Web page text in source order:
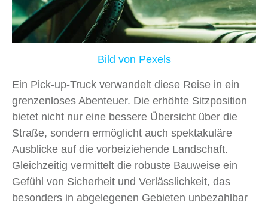
Bild von Pexels
Ein Pick-up-Truck verwandelt diese Reise in ein
grenzenloses Abenteuer. Die erhöhte Sitzposition
bietet nicht nur eine bessere Übersicht über die
Straße, sondern ermöglicht auch spektakuläre
Ausblicke auf die vorbeiziehende Landschaft.
Gleichzeitig vermittelt die robuste Bauweise ein
Gefühl von Sicherheit und Verlässlichkeit, das
besonders in abgelegenen Gebieten unbezahlbar